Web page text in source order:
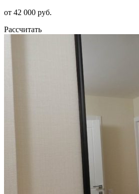
от 42 000 руб.
Рассчитать